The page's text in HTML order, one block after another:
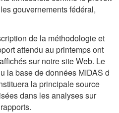
gouvernements fédéral,
de la méthodologie et
attendu au printemps ont
sur notre site Web. Le
la base de données MIDAS d
la principale source
dans les analyses sur